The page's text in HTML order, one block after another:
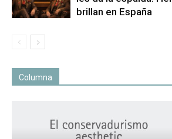
brillan en España
Columna